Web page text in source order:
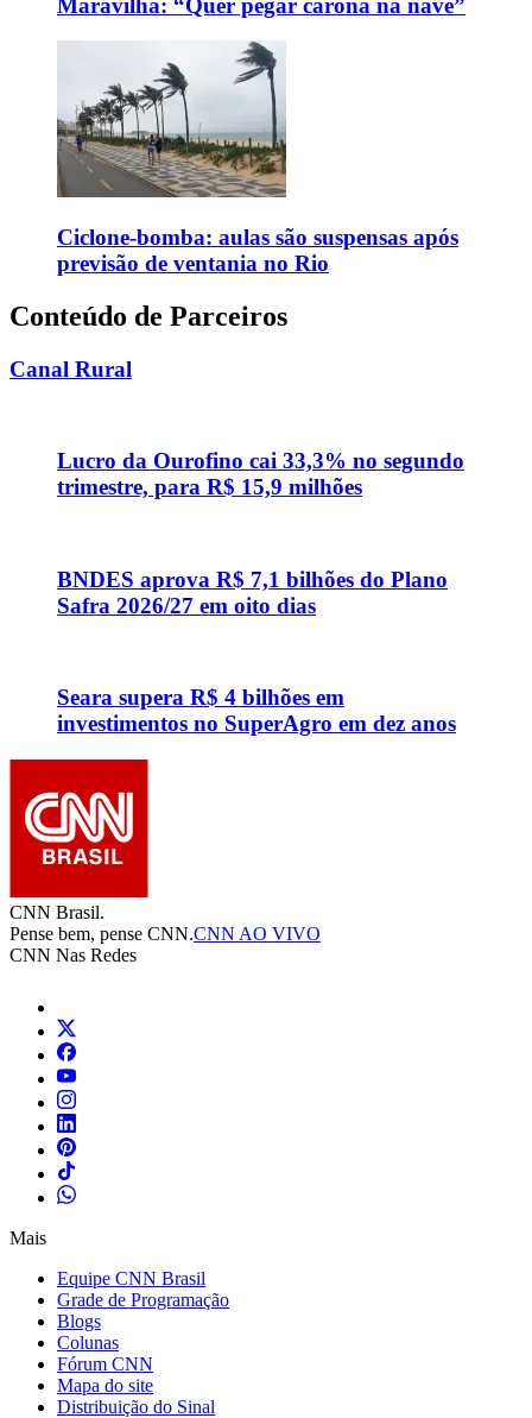
Ciclone-bomba: aulas são suspensas após
previsão de ventania no Rio
Conteúdo de Parceiros
Canal Rural
Lucro da Ourofino cai 33,3% no segundo
trimestre, para R$ 15,9 milhões
BNDES aprova R$ 7,1 bilhões do Plano
Safra 2026/27 em oito dias
Seara supera R$ 4 bilhões em
investimentos no SuperAgro em dez anos
CNN Brasil.
Pense bem, pense CNN.CNN AO VIVO
CNN Nas Redes
Mais
Equipe CNN Brasil
Grade de Programação
Blogs
Colunas
Fórum CNN
Mapa do site
Distribuição do Sinal